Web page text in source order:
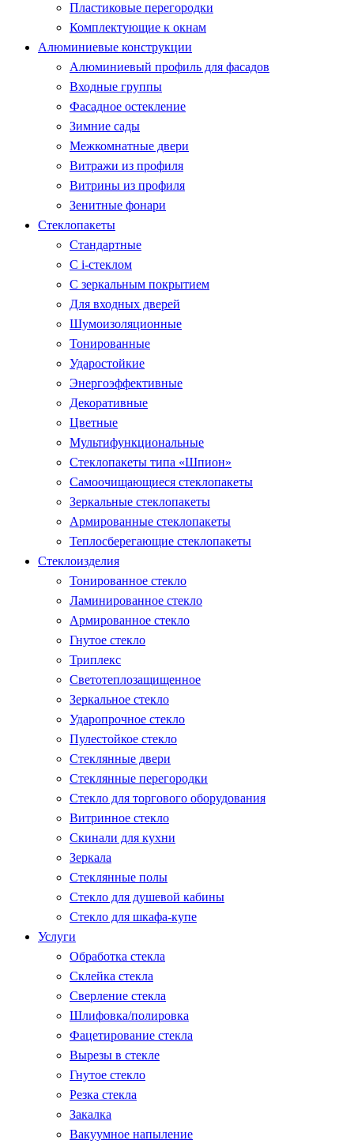
Пластиковые перегородки
Комплектующие к окнам
Алюминиевые конструкции
Алюминиевый профиль для фасадов
Входные группы
Фасадное остекление
Зимние сады
Межкомнатные двери
Витражи из профиля
Витрины из профиля
Зенитные фонари
Стеклопакеты
Стандартные
С i-стеклом
С зеркальным покрытием
Для входных дверей
Шумоизоляционные
Тонированные
Ударостойкие
Энергоэффективные
Декоративные
Цветные
Мультифункциональные
Стеклопакеты типа «Шпион»
Самоочищающиеся стеклопакеты
Зеркальные стеклопакеты
Армированные стеклопакеты
Теплосберегающие стеклопакеты
Стеклоизделия
Тонированное стекло
Ламинированное стекло
Армированное стекло
Гнутое стекло
Триплекс
Светотеплозащищенное
Зеркальное стекло
Ударопрочное стекло
Пулестойкое стекло
Стеклянные двери
Стеклянные перегородки
Стекло для торгового оборудования
Витринное стекло
Скинали для кухни
Зеркала
Стеклянные полы
Стекло для душевой кабины
Стекло для шкафа-купе
Услуги
Обработка стекла
Склейка стекла
Сверление стекла
Шлифовка/полировка
Фацетирование стекла
Вырезы в стекле
Гнутое стекло
Резка стекла
Закалка
Вакуумное напыление